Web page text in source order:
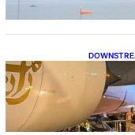
Layani